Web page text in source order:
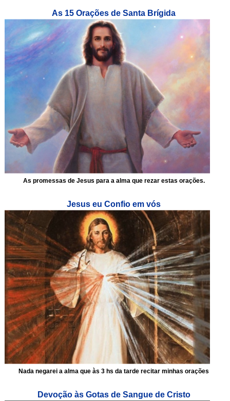
As 15 Orações de Santa Brígida
As promessas de Jesus para a alma que rezar estas orações.
Jesus eu Confio em vós
Nada negarei a alma que às 3 hs da tarde recitar minhas orações
Devoção às Gotas de Sangue de Cristo